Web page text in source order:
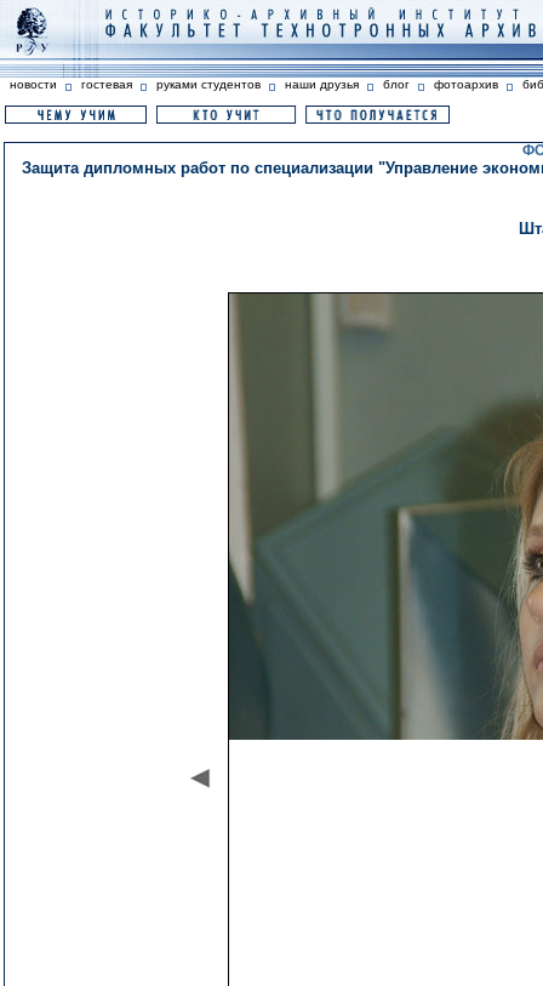
новости гостевая руками студентов наши друзья блог фотоархив
Защита дипломных работ по специализации "Управление